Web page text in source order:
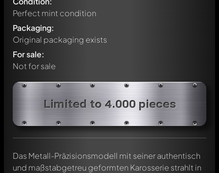
Perfect mint condition
Packaging:
Original packaging exists
For sale:
Not for sale
Limited to 4.000 pieces
Das Metall-Präzisionsmodell mit seiner authentisch
und maßstabgetreu geformten Karosserie strahlt in